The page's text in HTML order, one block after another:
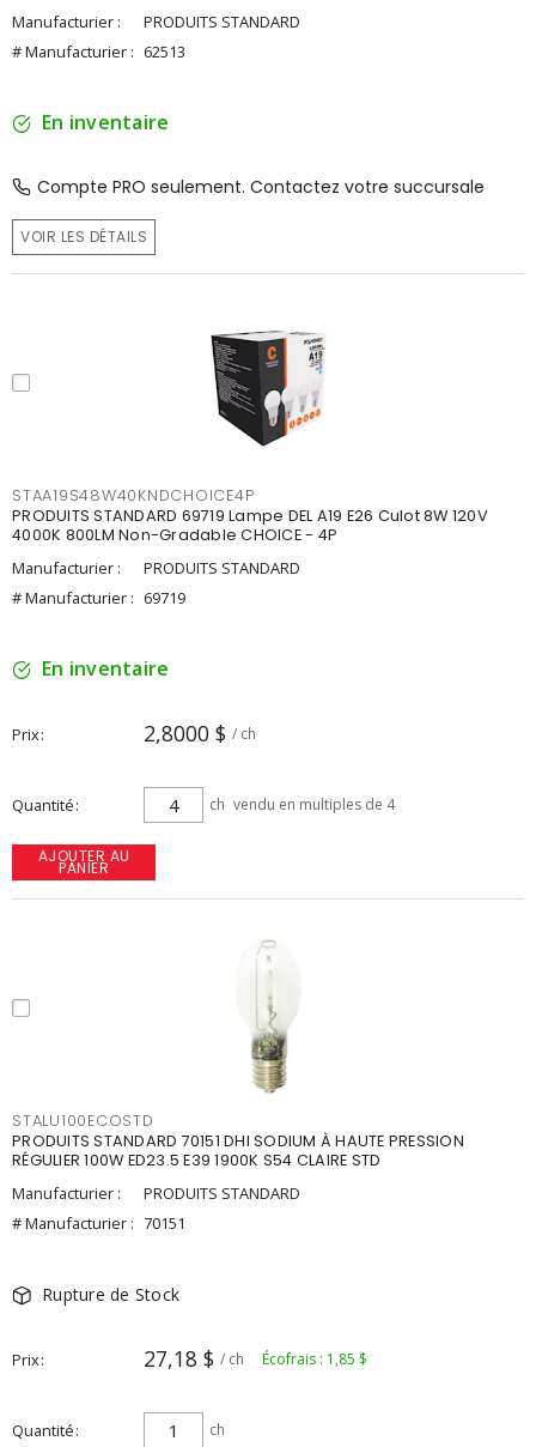
Manufacturier :
PRODUITS STANDARD
# Manufacturier : 62513
En inventaire
Compte PRO seulement. Contactez votre succursale
VOIR LES DÉTAILS
STAA19S48W40KNDCHOICE4P
PRODUITS STANDARD 69719 Lampe DEL A19 E26 Culot 8W 120V
4000K 800LM Non-Gradable CHOICE - 4P
Manufacturier :
PRODUITS STANDARD
# Manufacturier : 69719
En inventaire
Prix 2,8000 $ / ch
Quantité ch vendu en multiples de 4
AJOUTER AU
PANIER
STALU100ECOSTD
PRODUITS STANDARD 70151 DHI SODIUM À HAUTE PRESSION
RÉGULIER 100W ED23.5 E39 1900K S54 CLAIRE STD
Manufacturier :
PRODUITS STANDARD
# Manufacturier : 70151
Rupture de Stock
Prix 27,18 $ / ch Écofrais : 1,85 $
Quantité ch